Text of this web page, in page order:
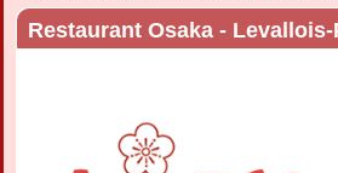
Restaurant Osaka -